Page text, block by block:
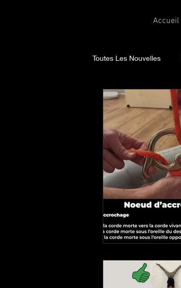
Accueil
Toutes Les Nouvelles